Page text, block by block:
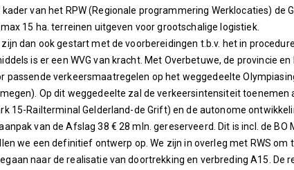
kader van het RPW (Regionale programmering Werklocaties) de
15 ha. terreinen uitgeven voor grootschalige logistiek.
zijn dan ook gestart met de voorbereidingen t.b.v. het in
is er een WVG van kracht. Met Overbetuwe, de provincie
passende verkeersmaatregelen op het weggedeelte
Op dit weggedeelte zal de verkeersintensiteit toenemen
15-Railterminal Gelderland-de Grift) en de autonome
van de Afslag 38 € 28 mln. gereserveerd. Dit is incl. de
we een definitief ontwerp op. We zijn in overleg met RWS om
naar de realisatie van doortrekking en verbreding A15. De